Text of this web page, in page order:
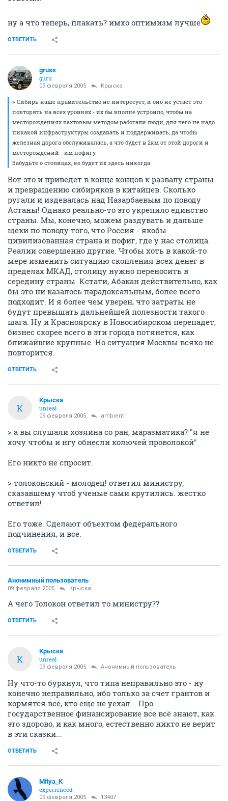
///Он же ясно сказал, что самим надо работать
ответил!
ОТВЕТИТЬ
gruss
09 февраля 2005
повторять на всех уровнях - их бы вполне устроило, чтобы на
месторождениях вахтовым методом работали люди, для чего не надо
никакой инфраструктуры создавать и поддерживать, да чтобы
железная дорога обслуживалась, а что будет в 2км от этой дороги и
месторождений - им пофигу.
Забудьте о столицах, не будет их здесь никогда.
Вот это и приведет в конце концов к развалу страны
и превращению сибиряков в китайцев. Сколько
ругали и издевалась над Назарбаевым по поводу
Астаны! Однако реально-то это укрепило единство
страны. Мы, конечно, можем раздувать и дальше
щеки по поводу того, что Россия - якобы
цивилизованная страна и пофиг, где у нас столица.
Реалии совершенно другие. Чтобы хоть в какой-то
мере изменить ситуацию скопления всех денег в
пределах МКАД, столицу нужно переносить в
середину страны. Кстати, Абакан действительно, как
подходит. И я более чем уверен, что затраты не
будут превышать дальнейшей полезности такого
бизнес скорее всего в эти города потянется, как
ближайшие крупные. Но ситуация Москвы всяко не
ОТВЕТИТЬ
К
09 февраля 2005 ambient
> а вы слушали хозяина со ран, маразматика? "я не
Его никто не спросит.
> толоконский - молодец! ответил министру,
сказавшему чтоб ученые сами крутились. жестко
подчинения, и все.
ОТВЕТИТЬ
Анонимный пользователь
09 февраля 2005
ОТВЕТИТЬ
К
Крыска
09 февраля 2005
Ну что-то буркнул, что типа неправильно это - ну
конечно неправильно, ибо только за счет грантов и
кормятся все, кто еще не уехал... Про
государственное финансирование все всё знают, как
это здорово, и как много, естественно никто не верит